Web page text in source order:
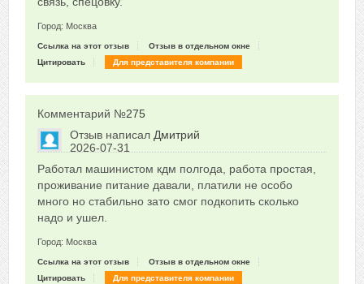
Город: Москва
Ссылка на этот отзыв
Отзыв в отдельном окне
Цитировать
Для представителя компании
Комментарий №275
Отзыв написал Дмитрий
2026-07-31
0
Сказать друзьям об отзыве
Работал машинистом кдм полгода, работа простая,
проживание питание давали, платили не особо
много но стабильно зато смог подкопить сколько
надо и ушел.
Город: Москва
Ссылка на этот отзыв
Отзыв в отдельном окне
Цитировать
Для представителя компании